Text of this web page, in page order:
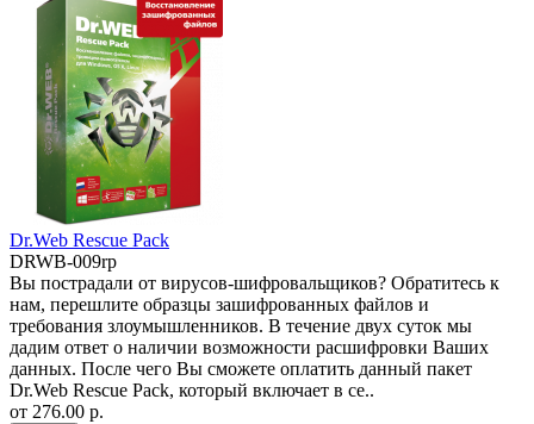
Dr.Web Rescue Pack
DRWB-009rp
Вы пострадали от вирусов-шифровальщиков? Обратитесь к
нам, перешлите образцы зашифрованных файлов и
требования злоумышленников. В течение двух суток мы
дадим ответ о наличии возможности расшифровки Ваших
данных. После чего Вы сможете оплатить данный пакет
Dr.Web Rescue Pack, который включает в се..
от 276.00 р.